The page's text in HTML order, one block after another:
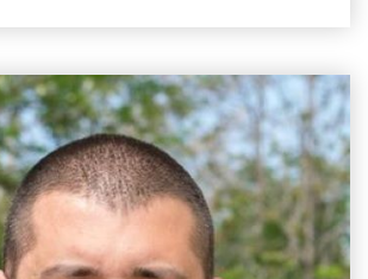
EMAIL
v.paraskeuas@aua.gr